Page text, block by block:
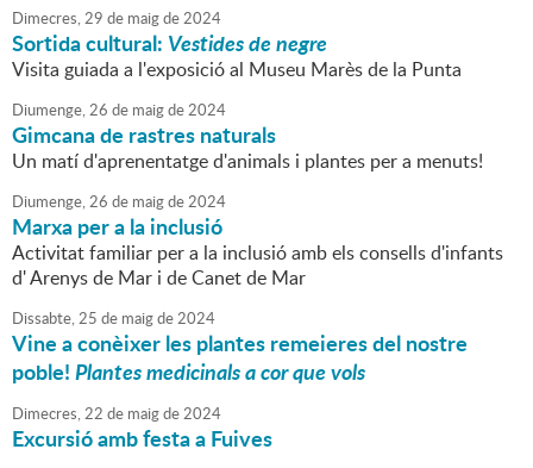
Dimecres,29 de maigde2024
Sortida cultural: Vestides de negre
Visita guiada a l'exposició al Museu Marès de la Punta
Diumenge,26 de maigde2024
Gimcana de rastres naturals
Un matí d'aprenentatge d'animals i plantes per a menuts!
Diumenge,26 de maigde2024
Marxa per a la inclusió
Activitat familiar per a la inclusió amb els consells d'infants
d' Arenys de Mar i de Canet de Mar
Dissabte,25 de maigde2024
Vine a conèixer les plantes remeieres del nostre
poble!Plantes medicinals a cor que vols
Dimecres,22 de maigde2024
Excursió amb festa a Fuives